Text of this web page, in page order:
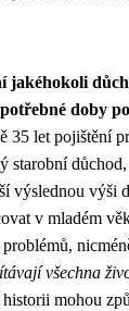
jakéhokoli
doby
35 let pojištění
starobní
výslednou
v mladém
všechna
mohou